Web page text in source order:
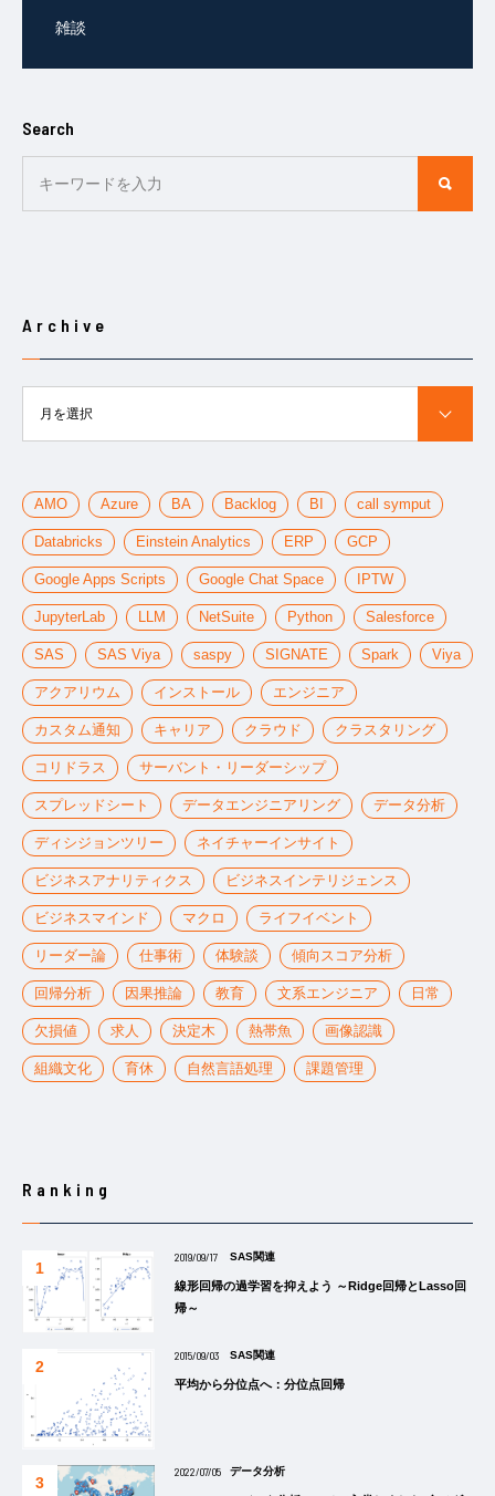
雑談
Search
Archive
月を選択
AMO Azure BA Backlog BI call symput
Databricks Einstein Analytics ERP GCP
Google Apps Scripts Google Chat Space IPTW
JupyterLab LLM NetSuite Python Salesforce
SAS SAS Viya saspy SIGNATE Spark Viya
アクアリウム インストール エンジニア
カスタム通知 キャリア クラウド クラスタリング
コリドラス サーバント・リーダーシップ
スプレッドシート データエンジニアリング データ分析
ディシジョンツリー ネイチャーインサイト
ビジネスアナリティクス ビジネスインテリジェンス
ビジネスマインド マクロ ライフイベント
リーダー論 仕事術 体験談 傾向スコア分析
回帰分析 因果推論 教育 文系エンジニア 日常
欠損値 求人 決定木 熱帯魚 画像認識
組織文化 育休 自然言語処理 課題管理
Ranking
2019/09/17 SAS関連
線形回帰の過学習を抑えよう ～Ridge回帰とLasso回
帰～
2015/09/03 SAS関連
平均から分位点へ：分位点回帰
2022/07/05 データ分析